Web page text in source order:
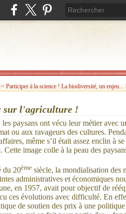
Participer à la science ! La biodiversité, un enjeu...
sur l'agriculture !
paysans ont vécu leur métier avec
ou aux ravageurs des cultures.
même s’il était assez enclin à
image colle à la peau des
du 20ème siècle, la mondialisation des
administratives et économiques
en 1957, avait pour objectif de
ces évolutions avec difficulté. En
de soutien des prix à une